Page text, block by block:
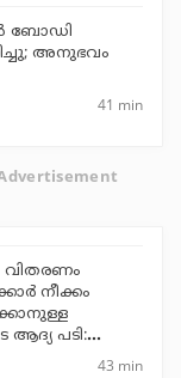
ബോഡി
അനുഭവം
41 min
വിതരണം
നീക്കം
പടി:
43 min